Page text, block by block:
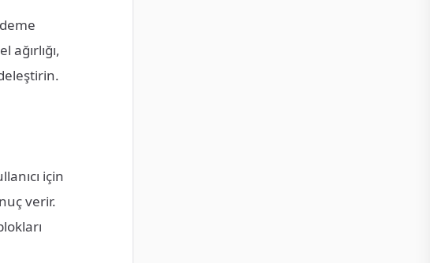
için
verir.